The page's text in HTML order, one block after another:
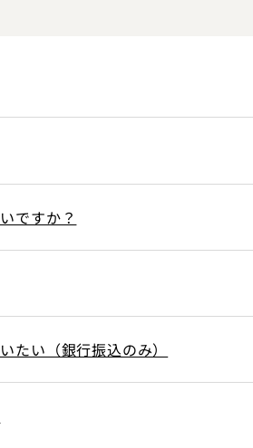
ですか？
たい（銀行振込のみ）